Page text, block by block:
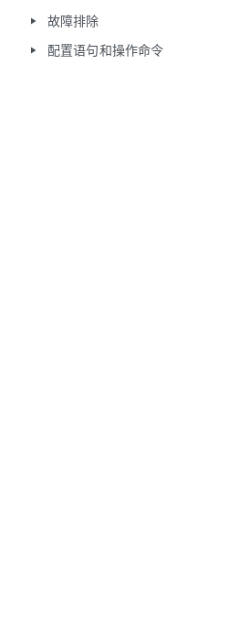
play_arrow 故障排除
play_arrow 配置语句和操作命令